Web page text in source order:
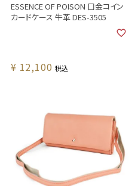
ESSENCE OF POISON 口金コイン
カードケース 牛革 DES-3505
¥ 12,100 税込